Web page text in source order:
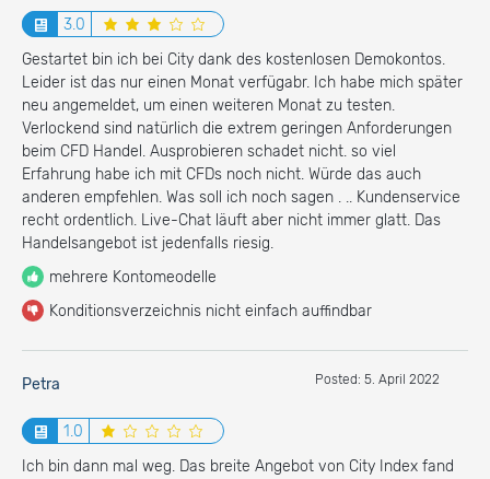
3.0
Gestartet bin ich bei City dank des kostenlosen Demokontos.
Leider ist das nur einen Monat verfügabr. Ich habe mich später
neu angemeldet, um einen weiteren Monat zu testen.
Verlockend sind natürlich die extrem geringen Anforderungen
beim CFD Handel. Ausprobieren schadet nicht. so viel
Erfahrung habe ich mit CFDs noch nicht. Würde das auch
anderen empfehlen. Was soll ich noch sagen . .. Kundenservice
recht ordentlich. Live-Chat läuft aber nicht immer glatt. Das
Handelsangebot ist jedenfalls riesig.
mehrere Kontomeodelle
Konditionsverzeichnis nicht einfach auffindbar
Petra Posted: 5. April 2022
1.0
Ich bin dann mal weg. Das breite Angebot von City Index fand